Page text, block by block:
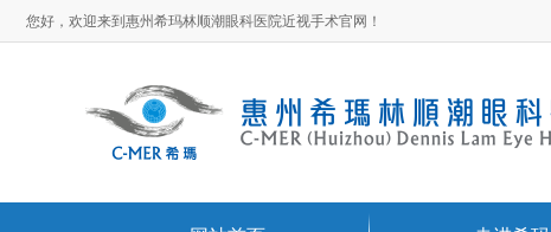
您好，欢迎来到惠州希玛林顺潮眼科医院近视手术官网！